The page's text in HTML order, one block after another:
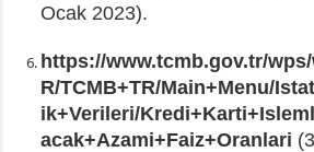
Ocak 2023).
https://www.tcmb.gov.tr/
R/TCMB+TR/Main+Menu/
ik+Verileri/
acak+Azami+Faiz+Oranlari